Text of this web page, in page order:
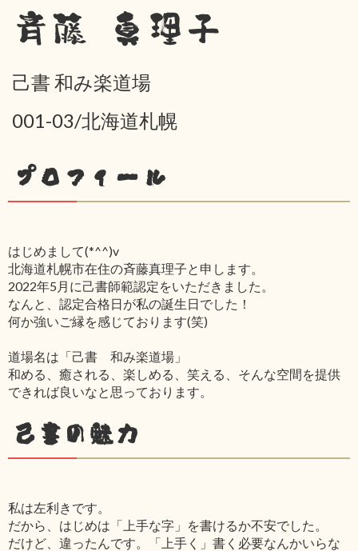
斉藤 真理子
己書 和み楽道場
001-03/北海道札幌
プロフィール
はじめまして(*^^)v
北海道札幌市在住の斉藤真理子と申します。
2022年5月に己書師範認定をいただきました。
なんと、認定合格日が私の誕生日でした！
何か強いご縁を感じております(笑)
道場名は「己書 和み楽道場」
和める、癒される、楽しめる、笑える、そんな空間を提供
できれば良いなと思っております。
己書の魅力
私は左利きです。
だから、はじめは「上手な字」を書けるか不安でした。
だけど、違ったんです。「上手く」書く必要なんかいらな